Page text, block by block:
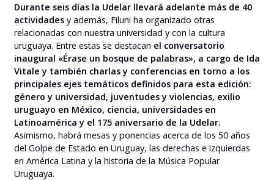
Durante seis días la Udelar llevará adelante más de 40
actividades y además, Filuni ha organizado otras
relacionadas con nuestra universidad y con la cultura
uruguaya. Entre estas se destacan el conversatorio
inaugural «Érase un bosque de palabras», a cargo de Ida
Vitale y también charlas y conferencias en torno a los
principales ejes temáticos definidos para esta edición:
género y universidad, juventudes y violencias, exilio
uruguayo en México, ciencia, universidades en
Latinoamérica y el 175 aniversario de la Udelar.
Asimismo, habrá mesas y ponencias acerca de los 50 años
del Golpe de Estado en Uruguay, las derechas e izquierdas
en América Latina y la historia de la Música Popular
Uruguaya.